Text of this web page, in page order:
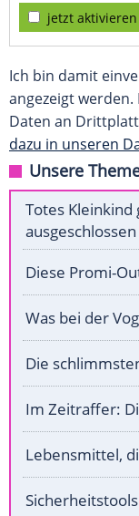
jetzt aktivieren
Ich bin damit
angezeigt
Daten an
dazu in unseren
Unsere
Totes
ausgeschlossen
Diese Promi-
Was bei der
Die
Im Zeitraffer:
Lebensmittel,